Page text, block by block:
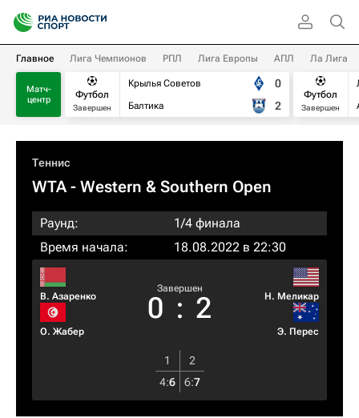
Главное Лига Чемпионов РПЛ Лига Европы АПЛ Ла Лига
Матч-
центр
Футбол
Завершен
Крылья Советов
Балтика
0
2
Футбол
Завершен
Теннис
WTA- Western & Southern Open
Раунд:
1/4 финала
Время начала:
18.08.2022 в 22:30
В. Азаренко
О. Жабер
Завершен
0 : 2 Н. Меликар
Э. Перес
1
2
4:6 6:7